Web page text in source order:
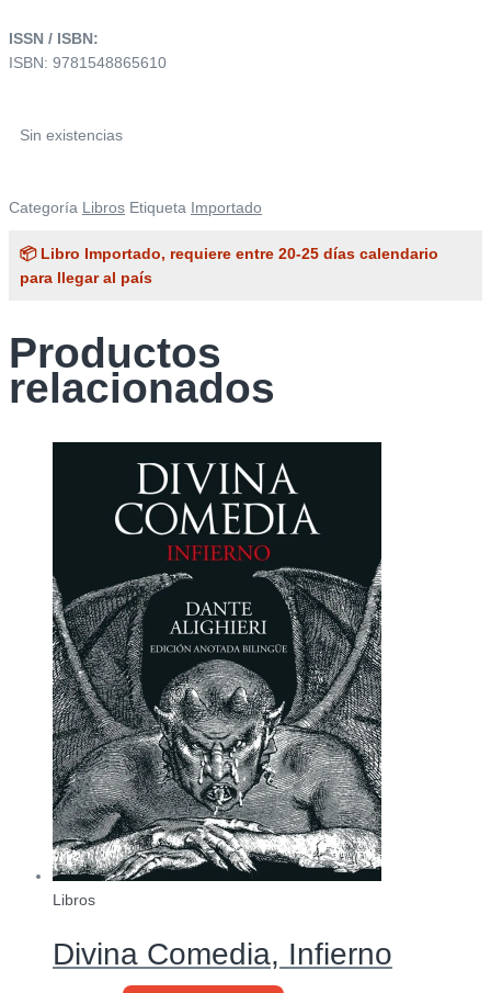
ISSN / ISBN:
ISBN: 9781548865610
Sin existencias
Categoría Libros Etiqueta Importado
📦 Libro Importado, requiere entre 20-25 días calendario
para llegar al país
Productos
relacionados
Libros
Divina Comedia, Infierno